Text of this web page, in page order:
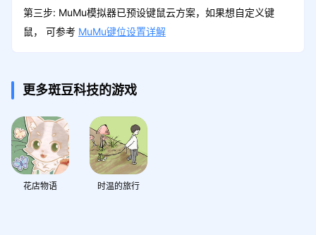
第三步: MuMu模拟器已预设键鼠云方案，如果想自定义键
鼠， 可参考 MuMu键位设置详解
更多斑豆科技的游戏
花店物语 时温的旅行